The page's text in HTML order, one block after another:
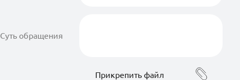
Суть обращения
Прикрепить файл